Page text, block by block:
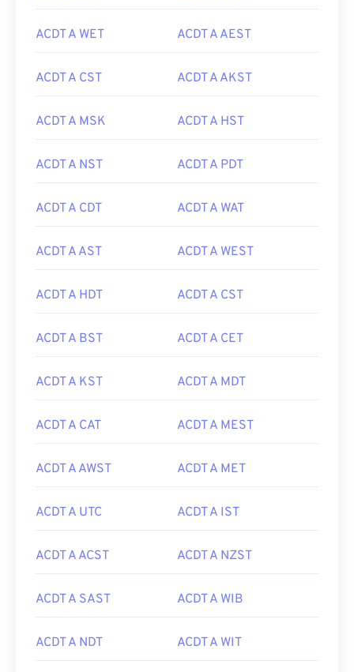
ACDT A WET ACDT A AEST
ACDT A CST ACDT A AKST
ACDT A MSK ACDT A HST
ACDT A NST ACDT A PDT
ACDT A CDT ACDT A WAT
ACDT A AST ACDT A WEST
ACDT A HDT ACDT A CST
ACDT A BST ACDT A CET
ACDT A KST ACDT A MDT
ACDT A CAT ACDT A MEST
ACDT A AWST ACDT A MET
ACDT A UTC ACDT A IST
ACDT A ACST ACDT A NZST
ACDT A SAST ACDT A WIB
ACDT A NDT ACDT A WIT